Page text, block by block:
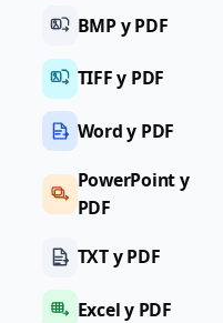
BMP у PDF
TIFF у PDF
Word у PDF
PowerPoint у
PDF
TXT у PDF
Excel у PDF